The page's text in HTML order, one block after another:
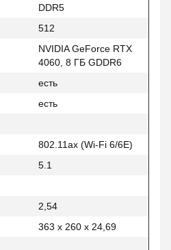
DDR5
512
NVIDIA GeForce RTX
4060, 8 ГБ GDDR6
есть
есть
802.11ax (Wi-Fi 6/6E)
5.1
2,54
363 x 260 x 24,69